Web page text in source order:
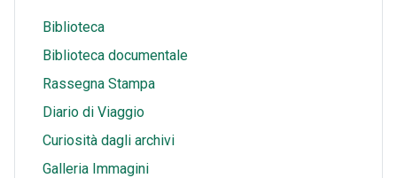
tp
p
e
Biblioteca
Biblioteca documentale
Rassegna Stampa
Diario di Viaggio
Curiosità dagli archivi
Galleria Immagini